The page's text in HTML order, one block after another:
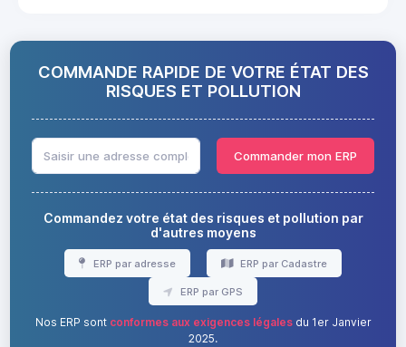
COMMANDE RAPIDE DE VOTRE ÉTAT DES
RISQUES ET POLLUTION
Commander mon ERP
Commandez votre état des risques et pollution par
d'autres moyens
ERP par adresse ERP par Cadastre
ERP par GPS
Nos ERP sont conformes aux exigences légalesdu 1er Janvier
2025.